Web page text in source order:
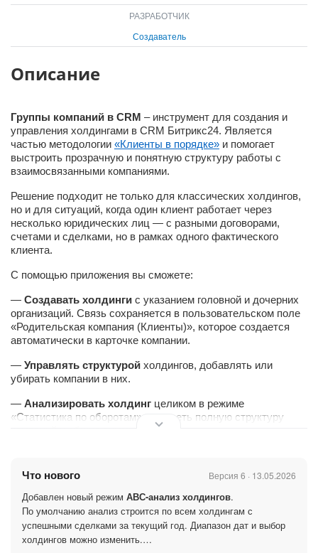
РАЗРАБОТЧИК
Создаватель
Описание
Группы компаний в CRM – инструмент для создания и
управления холдингами в CRM Битрикс24. Является
частью методологии «Клиенты в порядке» и помогает
выстроить прозрачную и понятную структуру работы с
взаимосвязанными компаниями.
Решение подходит не только для классических холдингов,
но и для ситуаций, когда один клиент работает через
несколько юридических лиц — с разными договорами,
счетами и сделками, но в рамках одного фактического
клиента.
С помощью приложения вы сможете:
— Создавать холдинги с указанием головной и дочерних
организаций. Связь сохраняется в пользовательском поле
«Родительская компания (Клиенты)», которое создается
автоматически в карточке компании.
— Управлять структурой холдингов, добавлять или
убирать компании в них.
— Анализировать холдинг целиком в режиме
«Статистика по оборотам» — видеть полную структуру
компаний и общие суммы сделок.
анализа.
Ваши данные в безопасности!
Учитываются права текущего пользователя
Что нового Версия 6 · 13.05.2026
Добавлен новый режим АВС-анализ холдингов.
По умолчанию анализ строится по всем холдингам с
успешными сделками за текущий год. Диапазон дат и выбор
холдингов можно изменить.